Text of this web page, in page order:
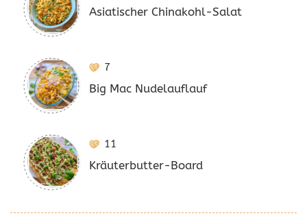
Asiatischer Chinakohl-Salat
7
Big Mac Nudelauflauf
11
Kräuterbutter-Board